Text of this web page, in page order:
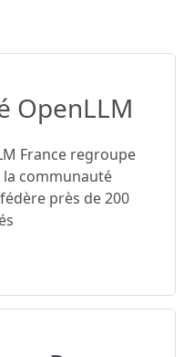
OpenLLM
France regroupe
la communauté
près de 200